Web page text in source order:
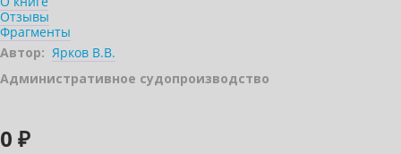
Отзывы
Фрагменты
Автор: Ярков В.В.
Административное судопроизводство
0 ₽